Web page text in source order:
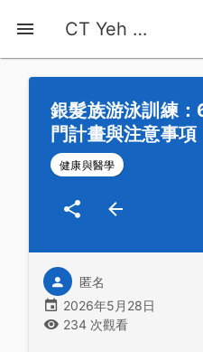
CT Yeh 公路車基地
首頁 運動知識
銀髮族游泳訓練
門計畫與注意事項
健康與醫學
匿名
2026年5月28日
234 次觀看